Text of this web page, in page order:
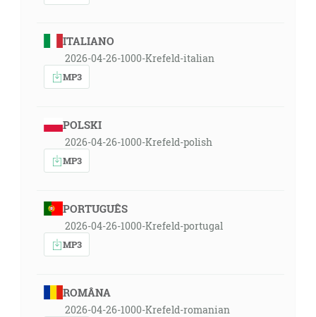
ITALIANO
2026-04-26-1000-Krefeld-italian
MP3
POLSKI
2026-04-26-1000-Krefeld-polish
MP3
PORTUGUÊS
2026-04-26-1000-Krefeld-portugal
MP3
ROMÂNA
2026-04-26-1000-Krefeld-romanian